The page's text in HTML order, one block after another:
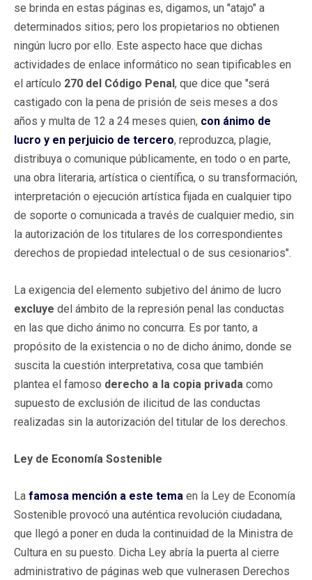
se brinda en estas páginas es, digamos, un "atajo" a
determinados sitios; pero los propietarios no obtienen
ningún lucro por ello. Este aspecto hace que dichas
actividades de enlace informático no sean tipificables en
el artículo 270 del Código Penal, que dice que "será
castigado con la pena de prisión de seis meses a dos
años y multa de 12 a 24 meses quien, con ánimo de
lucro y en perjuicio de tercero, reproduzca, plagie,
distribuya o comunique públicamente, en todo o en parte,
una obra literaria, artística o científica, o su transformación,
interpretación o ejecución artística fijada en cualquier tipo
de soporte o comunicada a través de cualquier medio, sin
la autorización de los titulares de los correspondientes
derechos de propiedad intelectual o de sus cesionarios".
La exigencia del elemento subjetivo del ánimo de lucro
excluye del ámbito de la represión penal las conductas
en las que dicho ánimo no concurra. Es por tanto, a
propósito de la existencia o no de dicho ánimo, donde se
suscita la cuestión interpretativa, cosa que también
plantea el famoso derecho a la copia privada como
supuesto de exclusión de ilicitud de las conductas
realizadas sin la autorización del titular de los derechos.
Ley de Economía Sostenible
La famosa mención a este tema en la Ley de Economía
Sostenible provocó una auténtica revolución ciudadana,
que llegó a poner en duda la continuidad de la Ministra de
Cultura en su puesto. Dicha Ley abría la puerta al cierre
administrativo de páginas web que vulnerasen Derechos